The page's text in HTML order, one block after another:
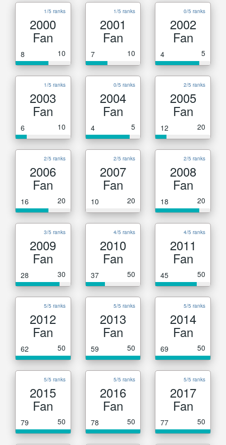
1/5 ranks
2000
Fan
8 10
1/5 ranks
2001
Fan
7 10
0/5 ranks
2002
Fan
4 5
1/5 ranks
2003
Fan
6 10
0/5 ranks
2004
Fan
4 5
2/5 ranks
2005
Fan
12 20
2/5 ranks
2006
Fan
16 20
2/5 ranks
2007
Fan
10 20
2/5 ranks
2008
Fan
18 20
3/5 ranks
2009
Fan
28 30
4/5 ranks
2010
Fan
37 50
4/5 ranks
2011
Fan
45 50
5/5 ranks
2012
Fan
62 50
5/5 ranks
2013
Fan
59 50
5/5 ranks
2014
Fan
69 50
5/5 ranks
2015
Fan
79 50
5/5 ranks
2016
Fan
78 50
5/5 ranks
2017
Fan
77 50